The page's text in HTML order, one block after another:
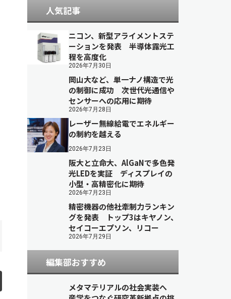
人気記事
ニコン、新型アライメントステ
ーションを発表 半導体露光工
程を高度化
2026年7月30日
岡山大など、単一ナノ構造で光
の制御に成功 次世代光通信や
センサーへの応用に期待
2026年7月28日
レーザー無線給電でエネルギー
の制約を越える
2026年7月23日
阪大と立命大、AlGaNで多色発
光LEDを実証 ディスプレイの
小型・高精密化に期待
2026年7月23日
精密機器の他社牽制力ランキン
グを発表 トップ3はキヤノン、
セイコーエプソン、リコー
2026年7月29日
編集部おすすめ
メタマテリアルの社会実装へ